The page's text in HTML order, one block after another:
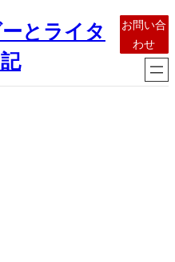
とライタ
お問い合
わせ